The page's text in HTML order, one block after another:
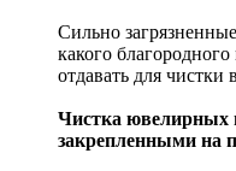
Сильно
какого
отдавать для
Чистка ювелирных
закрепленными на